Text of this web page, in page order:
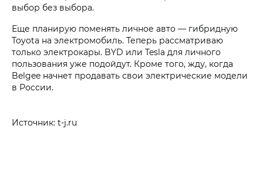
выбор без выбора.
Еще планирую поменять личное авто — гибридную
Toyota на электромобиль. Теперь рассматриваю
только электрокары. BYD или Tesla для личного
пользования уже подойдут. Кроме того, жду, когда
Belgee начнет продавать свои электрические модели
в России.
Источник: t-j.ru